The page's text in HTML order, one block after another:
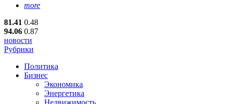
more
81.41 0.48
94.06 0.87
новости
Рубрики
Политика
Бизнес
Экономика
Энергетика
Недвижимость